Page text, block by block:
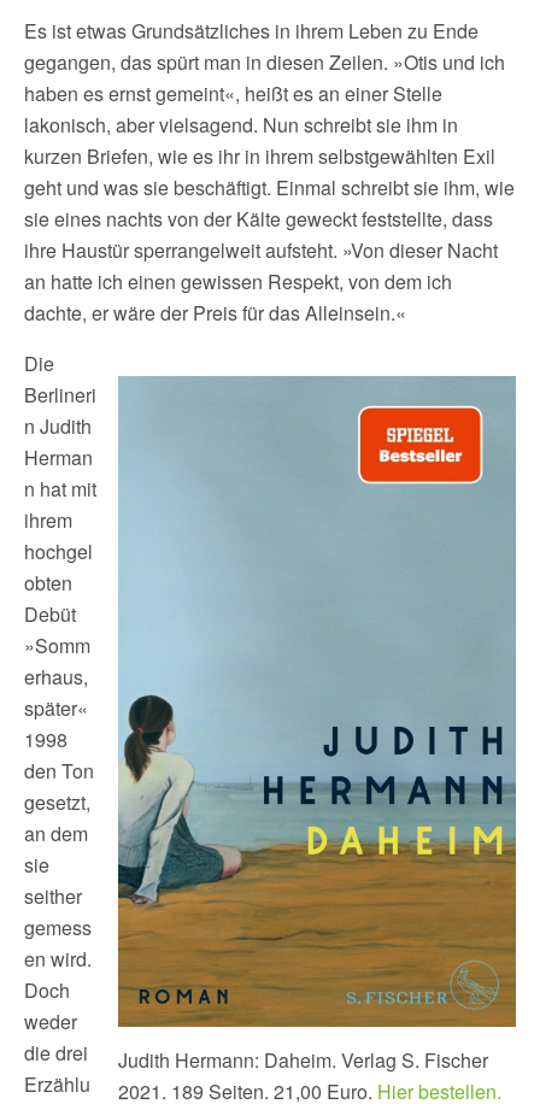
Es ist etwas Grundsätzliches in ihrem Leben zu Ende
gegangen, das spürt man in diesen Zeilen. »Otis und ich
haben es ernst gemeint«, heißt es an einer Stelle
lakonisch, aber vielsagend. Nun schreibt sie ihm in
kurzen Briefen, wie es ihr in ihrem selbstgewählten Exil
geht und was sie beschäftigt. Einmal schreibt sie ihm, wie
sie eines nachts von der Kälte geweckt feststellte, dass
ihre Haustür sperrangelweit aufsteht. »Von dieser Nacht
an hatte ich einen gewissen Respekt, von dem ich
dachte, er wäre der Preis für das Alleinsein.«
Judith Hermann: Daheim. Verlag S. Fischer
2021. 189 Seiten. 21,00 Euro. Hier bestellen.
Die
Berlineri
n Judith
Herman
n hat mit
ihrem
hochgel
obten
Debüt
»Somm
erhaus,
später«
1998
den Ton
gesetzt,
an dem
sie
seither
gemess
en wird.
Doch
weder
die drei
Erzählu